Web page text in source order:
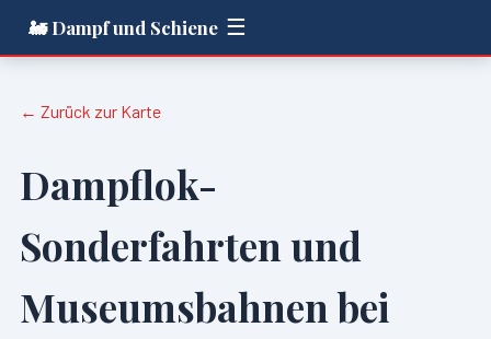
🚂 Dampf und Schiene ☰
← Zurück zur Karte
Dampflok-
Sonderfahrten und
Museumsbahnen bei